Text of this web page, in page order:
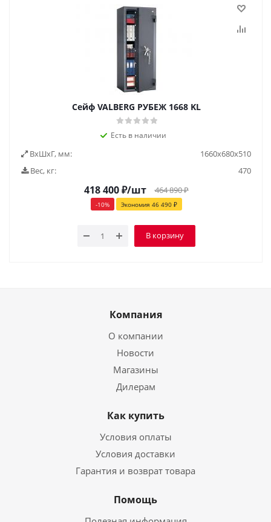
Сейф VALBERG РУБЕЖ 1668 KL
Есть в наличии
ВxШxГ, мм:
1660х680х510
Вес, кг:
470
418 400₽/шт 464 890₽
-10% Экономия 46 490₽
В корзину
Компания
О компании
Новости
Магазины
Дилерам
Как купить
Условия оплаты
Условия доставки
Гарантия и возврат товара
Помощь